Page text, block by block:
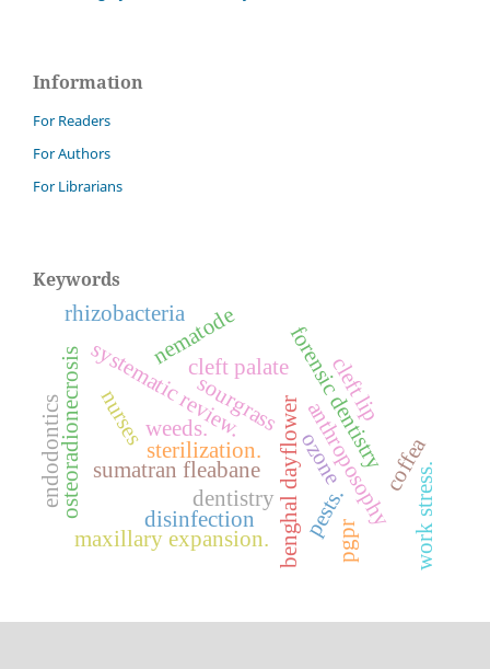
Information
For Readers
For Authors
For Librarians
Keywords
benghal dayflower
sourgrass
sumatran fleabane
weeds. anthroposophy
dentistry
forensic dentistry
systematic review. cleft lip
cleft palate
maxillary expansion.
osteoradionecrosis ozone coffea
nematode
pests.
disinfection
endodontics sterilization.
nurses
work stress.
pgpr
rhizobacteria